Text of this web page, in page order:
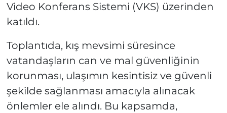
Video Konferans Sistemi (VKS) üzerinden
katıldı.
Toplantıda, kış mevsimi süresince
vatandaşların can ve mal güvenliğinin
korunması, ulaşımın kesintisiz ve güvenli
şekilde sağlanması amacıyla alınacak
önlemler ele alındı. Bu kapsamda,